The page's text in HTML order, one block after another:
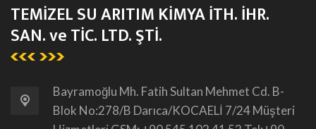
TEMİZEL SU ARITIM KİMYA İTH. İHR.
SAN. ve TİC. LTD. ŞTİ.
Bayramoğlu Mh. Fatih Sultan Mehmet Cd. B-
Blok No:278/B Darıca/KOCAELİ 7/24 Müşteri